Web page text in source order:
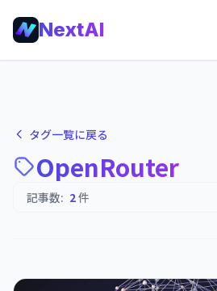
NextAI
タグ一覧に戻る
OpenRouter
記事数: 2件